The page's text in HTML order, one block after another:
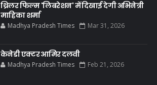
थ्रिलर फिल्म 'लिबरेशन' में दिखाई देगी अभिनेत्री
माहिका शर्मा
Madhya Pradesh Times Mar 31, 2026
केनेडी एक्टर आमिर दलवी
Madhya Pradesh Times Feb 21, 2026